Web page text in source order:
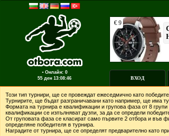
▪ Онлайн: 0
55 ден 13:08:46 ВХОД
Този тип турнири, ще се провеждат ежеседмично като
Турнирите, ще бъдат разграничавани като например, ще има
Формата на турнира е квалификации и групова фаза от 8
квалификации се изпълняват дузпи, за да се определи
От груповата фаза се класират само първите 2 отбора и във
определяне победителя в турнира.
Наградите от турнира, ще се определят предварително като